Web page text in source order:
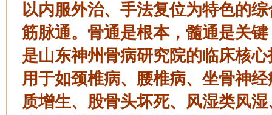
以内服外治、手法复位为特色的
筋脉通。骨通是根本，髓通是关
是山东神州骨病研究院的临床核
用于如颈椎病、腰椎病、坐骨神
质增生、股骨头坏死、风湿类风